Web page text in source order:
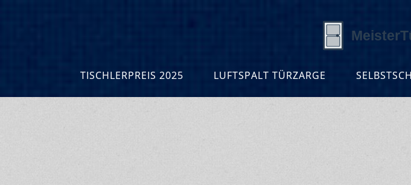
TISCHLERPREIS 2025 LUFTSPALT TÜRZARGE